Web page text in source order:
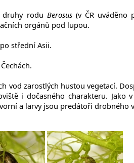
druhy rodu Berosus(v ČR uváděno
orgánů pod lupou.
střední Asii.
vod zarostlých hustou vegetací.
i dočasného charakteru. Jako
a larvy jsou predátoři drobného